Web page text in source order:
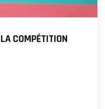
COMPÉTITION